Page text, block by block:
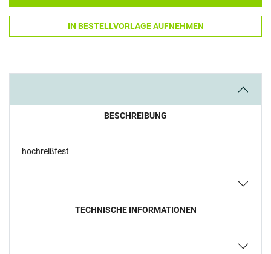
IN BESTELLVORLAGE AUFNEHMEN
BESCHREIBUNG
hochreißfest
TECHNISCHE INFORMATIONEN